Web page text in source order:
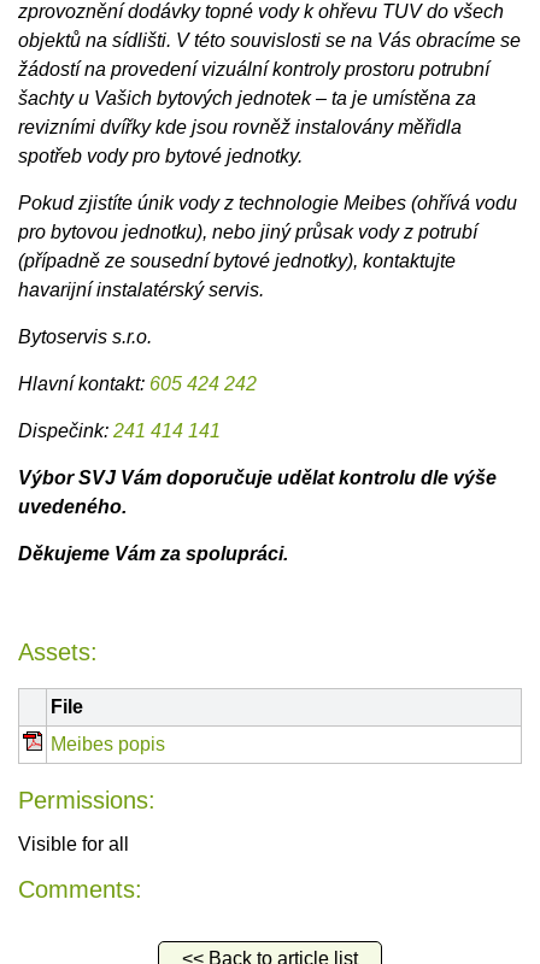
zprovoznění dodávky topné vody k ohřevu TUV do všech
objektů na sídlišti. V této souvislosti se na Vás obracíme se
žádostí na provedení vizuální kontroly prostoru potrubní
šachty u Vašich bytových jednotek – ta je umístěna za
revizními dvířky kde jsou rovněž instalovány měřidla
spotřeb vody pro bytové jednotky.
Pokud zjistíte únik vody z technologie Meibes (ohřívá vodu
pro bytovou jednotku), nebo jiný průsak vody z potrubí
(případně ze sousední bytové jednotky), kontaktujte
havarijní instalatérský servis.
Bytoservis s.r.o.
Hlavní kontakt: 605 424 242
Dispečink: 241 414 141
Výbor SVJ Vám doporučuje udělat kontrolu dle výše
uvedeného.
Děkujeme Vám za spolupráci.
Assets:
File
Meibes popis
Permissions:
Visible for all
Comments:
<< Back to article list